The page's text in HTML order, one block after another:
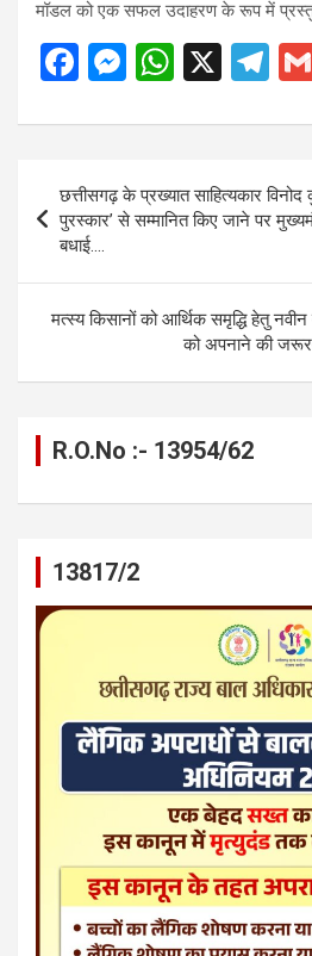
मॉडल को एक सफल उदाहरण के रूप में
F
ce
b
o
o
k
M
se
n
g
W
at
A
p
X
T
e
gr
a
navigation
छत्तीसगढ़ के प्रख्यात साहित्यकार विनोद
पुरस्कार’ से सम्मानित किए जाने पर
बधाई….
मत्स्य किसानों को आर्थिक समृद्धि हेतु
को अपनाने की
R.O.No :- 13954/62
13817/2